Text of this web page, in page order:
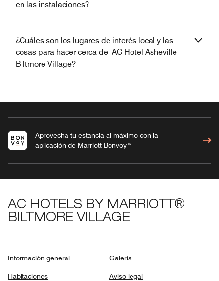
en las instalaciones?
¿Cuáles son los lugares de interés local y las
cosas para hacer cerca del AC Hotel Asheville
Biltmore Village?
Aprovecha tu estancia al máximo con la
aplicación de Marriott Bonvoy™
AC HOTELS BY MARRIOTT®
BILTMORE VILLAGE
Información general
Habitaciones
Galería
Aviso legal